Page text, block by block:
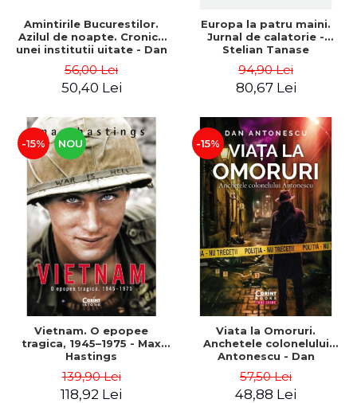
Amintirile Bucurestilor.
Azilul de noapte. Cronica
unei institutii uitate - Dan
56,00 Lei
50,40 Lei
Europa la patru maini.
Jurnal de calatorie -
Stelian Tanase
94,90 Lei
80,67 Lei
-15% NOU
Vietnam. O epopee
tragica, 1945–1975 - Max
Hastings
139,90 Lei
118,92 Lei
-15%
Viata la Omoruri.
Anchetele colonelului
Antonescu - Dan
57,50 Lei
48,88 Lei